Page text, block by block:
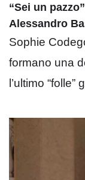
“Sei un
Alessandro
Sophie
formano una
l’ultimo